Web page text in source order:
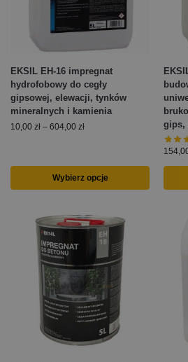
EKSIL EH-16 impregnat
hydrofobowy do cegły
gipsowej, elewacji, tynków
mineralnych i kamienia
10,00 zł – 604,00 zł
Wybierz opcje
gips,